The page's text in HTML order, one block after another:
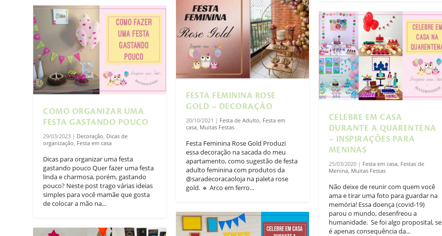
COMO ORGANIZAR UMA
FESTA GASTANDO POUCO
29/03/2023 | Decoração Dicas de
organização Festa em casa
Dicas para organizar uma festa
gastando pouco Quer fazer uma festa
linda e charmosa, porém, gastando
pouco? Neste post trago várias ideias
simples para você mamãe que gosta
de colocar a mão na...
FESTA FEMININA ROSE
GOLD – DECORAÇÃO
20/10/2021 | Festa de Adulto Festa em
casa Muitas Festas
Festa Feminina Rose Gold Produzi
essa decoração na sacada do meu
apartamento, como sugestão de festa
adulto feminina com produtos da
@saradecoracaoloja na paleta rose
gold. 🔹 Arco em ferro...
CELEBRE EM CASA
DURANTE A QUARENTENA
– INSPIRAÇÕES PARA
MENINAS
25/03/2020| Festa em casa, Festas de
Menina, Muitas Festas
Não deixe de reunir com quem você
ama e tirar uma foto para guardar na
memória! Essa doença (covid-19)
parou o mundo, desenfreou a
humanidade. ⁣⁣ Se foi algo proposital, se
é apenas consequência da...